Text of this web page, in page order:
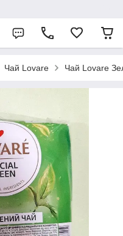
Чай Lovare Чай Lovare